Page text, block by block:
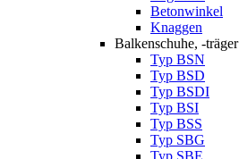
Betonwinkel
Knaggen
Balkenschuhe, -träger
Typ BSN
Typ BSD
Typ BSDI
Typ BSI
Typ BSS
Typ SBG
Typ SBE